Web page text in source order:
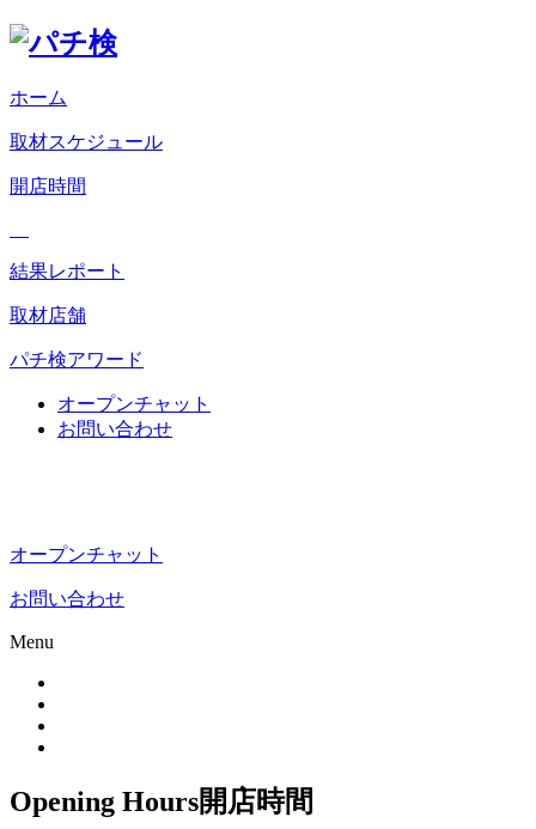
ホーム
取材スケジュール
開店時間
結果レポート
取材店舗
パチ検アワード
オープンチャット
お問い合わせ
オープンチャット
お問い合わせ
Menu
Opening Hours開店時間